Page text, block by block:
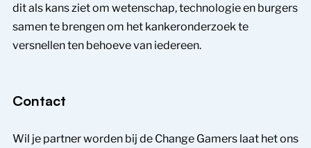
dit als kans ziet om wetenschap, technologie en burgers
samen te brengen om het kankeronderzoek te
versnellen ten behoeve van iedereen.
Contact
Wil je partner worden bij de Change Gamers laat het ons